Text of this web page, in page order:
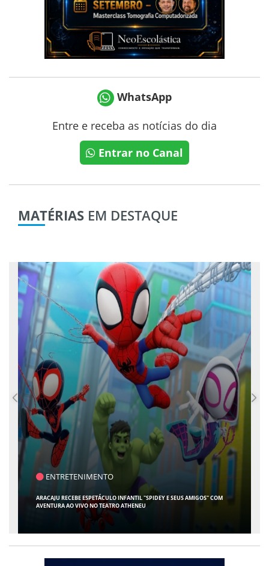
WhatsApp
Entre e receba as notícias do dia
Entrar no Canal
MATÉRIAS EM DESTAQUE
SAÚDE
CONTABILIDADE ESPECIALIZADA PARA MÉDICOS GANHA ESPAÇO EM SERGIPE
COM ATUAÇÃO PIONEIRA DA RISSI